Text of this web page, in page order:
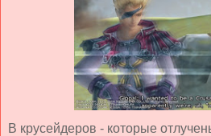
В крусейдеров - которые